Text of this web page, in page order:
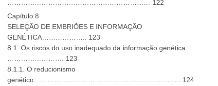
……………………………………………………… 122
Capítulo 8
SELEÇÃO DE EMBRIÕES E INFORMAÇÃO
GENÉTICA……………….. 123
8.1. Os riscos do uso inadequado da informação genética
……………………. 123
8.1.1. O reducionismo
genético……………………………………………………….. 124